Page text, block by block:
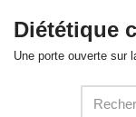
Aller
Diététique
Une porte ouverte sur